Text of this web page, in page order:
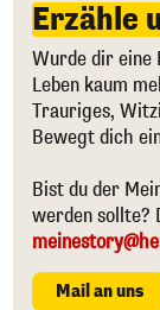
Erzähle
Wurde dir eine
Leben kaum
Trauriges,
Bewegt dich
Bist du der
werden sollte?
Mail an uns